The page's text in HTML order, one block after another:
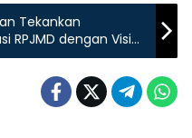
Tekankan
RPJMD dengan Visi